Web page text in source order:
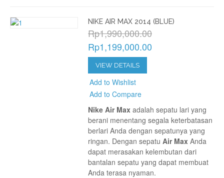
NIKE AIR MAX 2014 (BLUE)
Rp1,990,000.00
Rp1,199,000.00
VIEW DETAILS
Add to Wishlist
Add to Compare
Nike Air Max adalah sepatu lari yang
berani menentang segala keterbatasan
berlari Anda dengan sepatunya yang
ringan. Dengan sepatu Air Max Anda
dapat merasakan kelembutan dari
bantalan sepatu yang dapat membuat
Anda terasa nyaman.